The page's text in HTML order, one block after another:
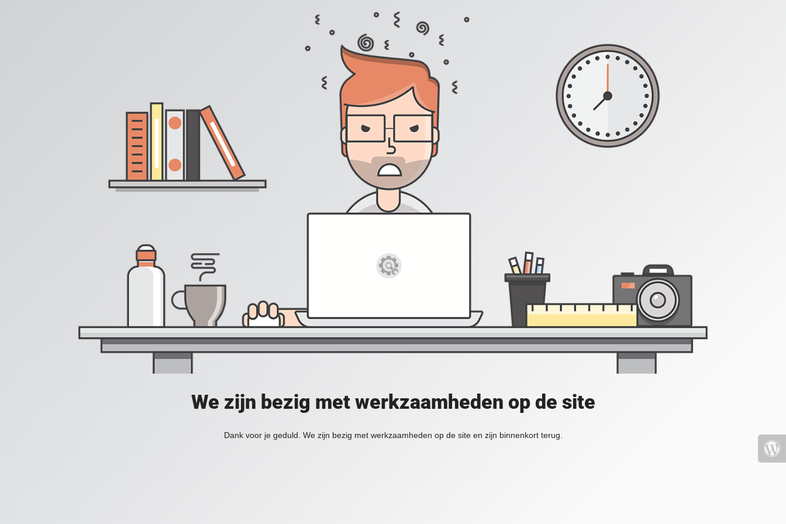
We zijn bezig met werkzaamheden op de site
Dank voor je geduld. We zijn bezig met werkzaamheden op de site en zijn binnenkort terug.